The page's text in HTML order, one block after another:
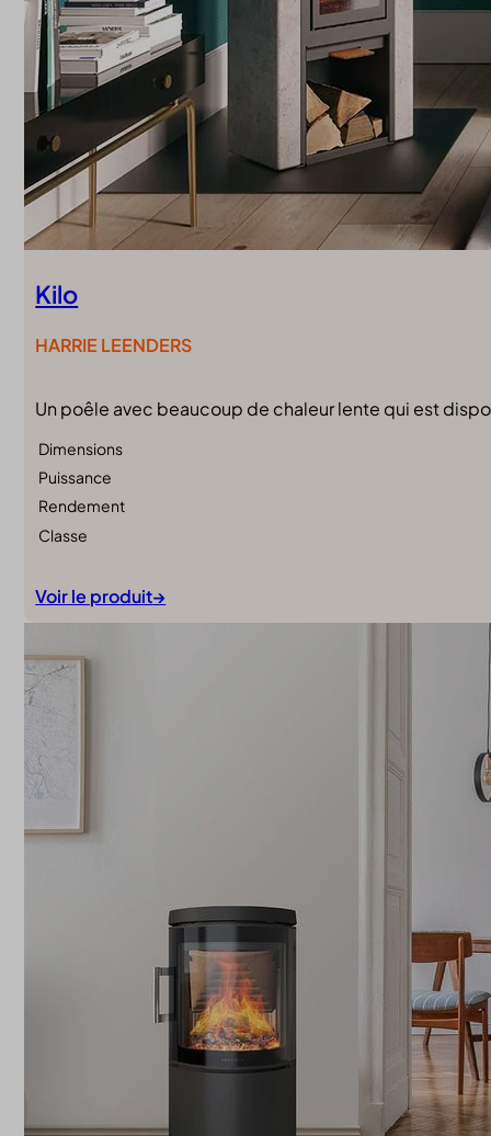
Kilo
HARRIE LEENDERS
Un poêle avec beaucoup de chaleur lente qui est
Dimensions
Puissance
Rendement
Classe
Voir le produit